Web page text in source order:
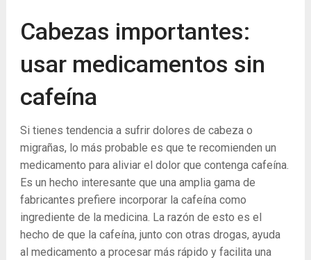
Cabezas importantes:
usar medicamentos sin
cafeína
Si tienes tendencia a sufrir dolores de cabeza o
migrañas, lo más probable es que te recomienden un
medicamento para aliviar el dolor que contenga cafeína.
Es un hecho interesante que una amplia gama de
fabricantes prefiere incorporar la cafeína como
ingrediente de la medicina. La razón de esto es el
hecho de que la cafeína, junto con otras drogas, ayuda
al medicamento a procesar más rápido y facilita una